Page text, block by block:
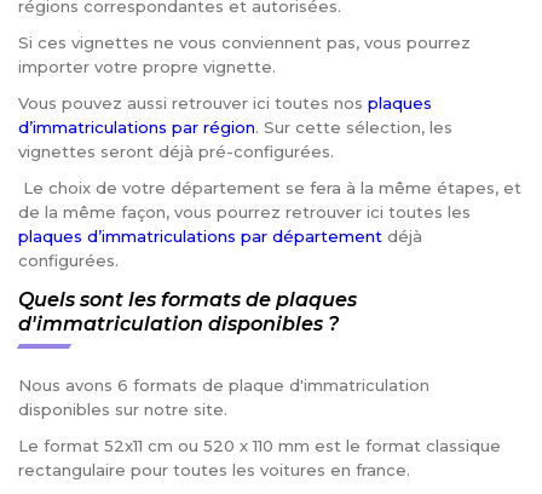
régions correspondantes et autorisées.
Si ces vignettes ne vous conviennent pas, vous pourrez
importer votre propre vignette.
Vous pouvez aussi retrouver ici toutes nos plaques
d’immatriculations par région. Sur cette sélection, les
vignettes seront déjà pré-configurées.
Le choix de votre département se fera à la même étapes, et
de la même façon, vous pourrez retrouver ici toutes les
plaques d’immatriculations par département déjà
configurées.
Quels sont les formats de plaques
d'immatriculation disponibles ?
Nous avons 6 formats de plaque d'immatriculation
disponibles sur notre site.
Le format 52x11 cm ou 520 x 110 mm est le format classique
rectangulaire pour toutes les voitures en france.